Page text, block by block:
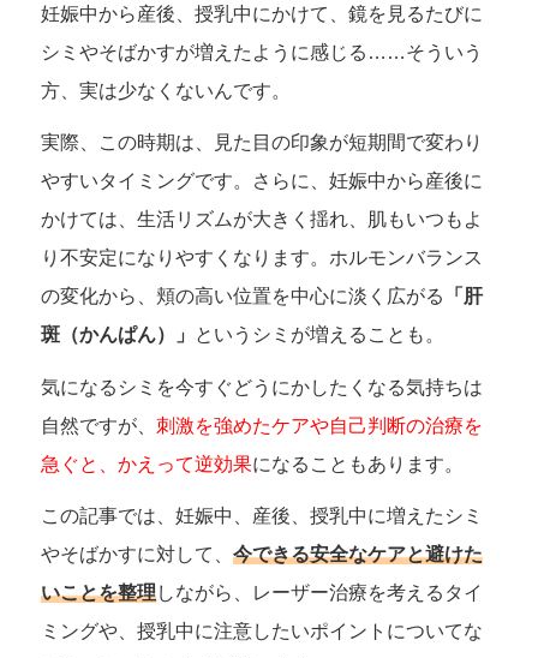
妊娠中から産後、授乳中にかけて、鏡を見るたびに
シミやそばかすが増えたように感じる……そういう
方、実は少なくないんです。
実際、この時期は、見た目の印象が短期間で変わり
やすいタイミングです。さらに、妊娠中から産後に
かけては、生活リズムが大きく揺れ、肌もいつもよ
り不安定になりやすくなります。ホルモンバランス
の変化から、頬の高い位置を中心に淡く広がる
「肝
斑（かんぱん）」
というシミが増えることも。
気になるシミを今すぐどうにかしたくなる気持ちは
自然ですが、 刺激を強めたケアや自己判断の治療を
急ぐと、かえって逆効果になることもあります。
この記事では、妊娠中、産後、授乳中に増えたシミ
やそばかすに対して、 今できる安全なケアと避けた
いことを整理しながら、レーザー治療を考えるタイ
ミングや、授乳中に注意したいポイントについてな